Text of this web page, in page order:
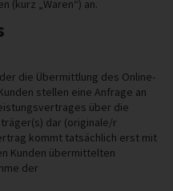
(kurz „Waren“) an.
die Übermittlung des Online-
stellen eine Anfrage an
über die
dar (originale/r
kommt tatsächlich erst mit
Kunden übermittelten
der